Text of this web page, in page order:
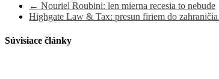
← Nouriel Roubini: len mierna recesia to nebude
Highgate Law & Tax: presun firiem do zahraničia
Súvisiace články